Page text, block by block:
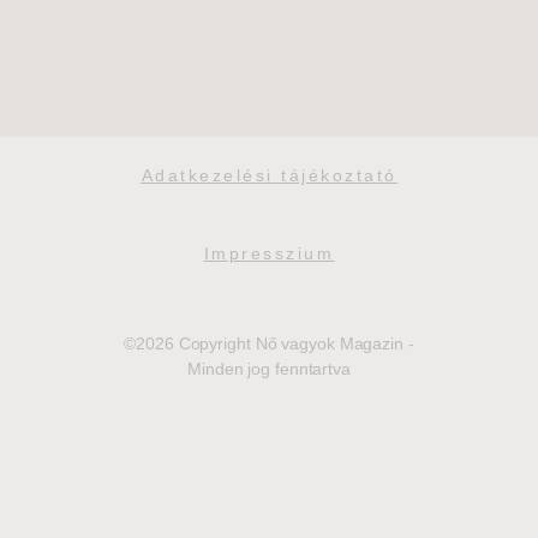
Adatkezelési tájékoztató
Impresszium
©2026 Copyright Nő vagyok Magazin -
Minden jog fenntartva